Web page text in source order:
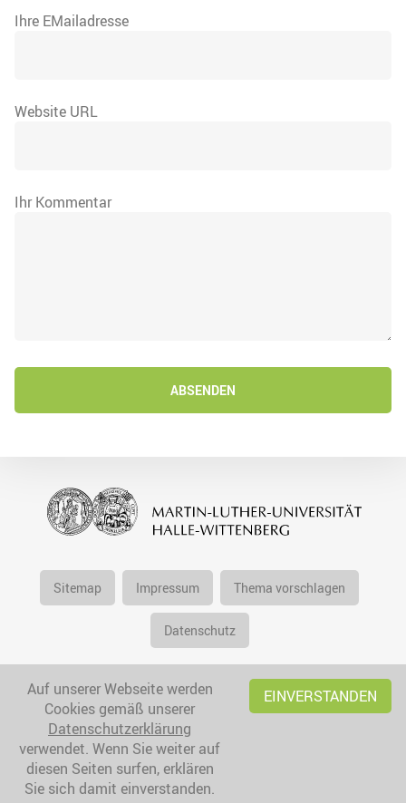
Ihre EMailadresse
Website URL
Ihr Kommentar
ABSENDEN
Sitemap Impressum Thema vorschlagen
Datenschutz
Auf unserer Webseite werden
Cookies gemäß unserer
Datenschutzerklärung
verwendet. Wenn Sie weiter auf
diesen Seiten surfen, erklären
Sie sich damit einverstanden.
EINVERSTANDEN